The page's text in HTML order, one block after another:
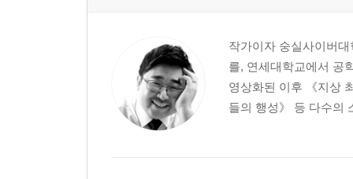
작가이자 숭실사이버
를, 연세대학교에서 공
영상화된 이후 《지상
들의 행성》 등 다수의